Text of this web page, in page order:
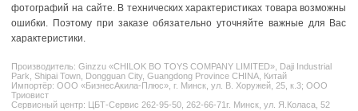
фотографий на сайте. В технических характеристиках товара возможны
ошибки. Поэтому при заказе обязательно уточняйте важные для Вас
характеристики.
Производитель:Ginzzu «CHILOK BO TOYS COMPANY LIMITED», Daji Industrial
Park, Shipai Town, Dongguan City, Guangdong Province CHINA, Китай
Импортёр: ООО «БизнесАкила-Плюс», г. Минск, ул. В. Хоружей, 25, к.3; ООО
Триовист
Сервисный центр: ЦБТ-Сервис 262-95-50, 262-66-71г. Минск, ул. Я.Коласа, 52